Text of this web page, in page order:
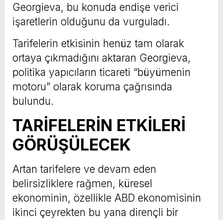
Georgieva, bu konuda endişe verici
işaretlerin olduğunu da vurguladı.
Tarifelerin etkisinin henüz tam olarak
ortaya çıkmadığını aktaran Georgieva,
politika yapıcıların ticareti “büyümenin
motoru” olarak koruma çağrısında
bulundu.
TARİFELERİN ETKİLERİ
GÖRÜŞÜLECEK
Artan tarifelere ve devam eden
belirsizliklere rağmen, küresel
ekonominin, özellikle ABD ekonomisinin
ikinci çeyrekten bu yana dirençli bir